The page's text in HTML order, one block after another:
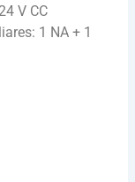
V CC
1 NA + 1